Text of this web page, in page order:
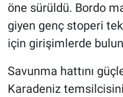
öne sürüldü. Bordo
giyen genç stoperi
için girişimlerde
Savunma hattını
Karadeniz
POLİTİKA
SPOR
MAGAZİN